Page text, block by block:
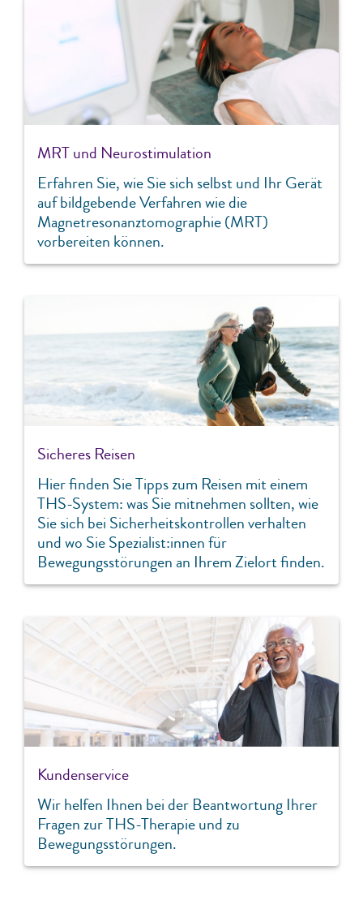
MRT und Neurostimulation
Erfahren Sie, wie Sie sich selbst und Ihr Gerät
auf bildgebende Verfahren wie die
Magnetresonanztomographie (MRT)
vorbereiten können.
Sicheres Reisen
Hier finden Sie Tipps zum Reisen mit einem
THS-System: was Sie mitnehmen sollten, wie
Sie sich bei Sicherheitskontrollen verhalten
und wo Sie Spezialist:innen für
Bewegungsstörungen an Ihrem Zielort finden.
Kundenservice
Wir helfen Ihnen bei der Beantwortung Ihrer
Fragen zur THS-Therapie und zu
Bewegungsstörungen.